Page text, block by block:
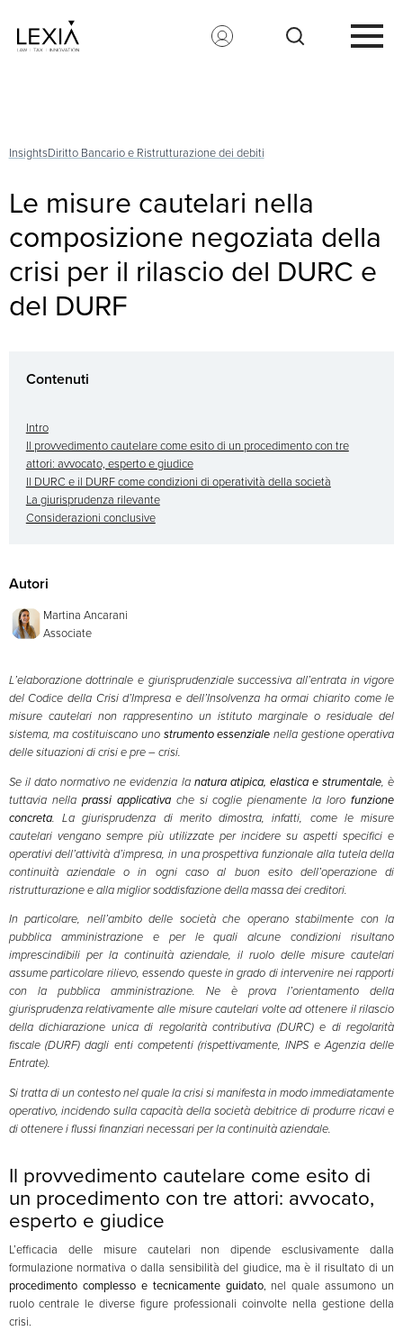
InsightsDiritto Bancario e Ristrutturazione dei debiti
Le misure cautelari nella
composizione negoziata della
crisi per il rilascio del DURC e
del DURF
Contenuti
Intro
Il provvedimento cautelare come esito di un procedimento con tre
attori: avvocato, esperto e giudice
Il DURC e il DURF come condizioni di operatività della società
La giurisprudenza rilevante
Considerazioni conclusive
Autori
Martina Ancarani
Associate
L’elaborazione dottrinale e giurisprudenziale successiva all’entrata in vigore
del Codice della Crisi d’Impresa e dell’Insolvenza ha ormai chiarito come le
misure cautelari non rappresentino un istituto marginale o residuale del
sistema, ma costituiscano uno strumento essenziale nella gestione operativa
delle situazioni di crisi e pre – crisi.
Se il dato normativo ne evidenzia la natura atipica, elastica e strumentale, è
tuttavia nella prassi applicativache si coglie pienamente la lorofunzione
concreta. La giurisprudenza di merito dimostra, infatti, come le misure
cautelari vengano sempre più utilizzate per incidere su aspetti specifici e
operativi dell’attività d’impresa, in una prospettiva funzionale alla tutela della
continuità aziendale o in ogni caso al buon esito dell’operazione di
ristrutturazione e alla miglior soddisfazione della massa dei creditori.
In particolare, nell’ambito delle società che operano stabilmente con la
pubblica amministrazione e per le quali alcune condizioni risultano
imprescindibili per la continuità aziendale, il ruolo delle misure cautelari
assume particolare rilievo, essendo queste in grado di intervenire nei rapporti
con la pubblica amministrazione. Ne è prova l’orientamento della
giurisprudenza relativamente alle misure cautelari volte ad ottenere il rilascio
della dichiarazione unica di regolarità contributiva (DURC) e di regolarità
fiscale (DURF) dagli enti competenti (rispettivamente, INPS e Agenzia delle
Entrate).
Si tratta di un contesto nel quale la crisi si manifesta in modo immediatamente
operativo, incidendo sulla capacità della società debitrice di produrre ricavi e
di ottenere i flussi finanziari necessari per la continuità aziendale.
Il provvedimento cautelare come esito di
un procedimento con tre attori: avvocato,
esperto e giudice
L’efficacia delle misure cautelari non dipende esclusivamente dalla
formulazione normativa o dalla sensibilità del giudice, ma è il risultato di un
procedimento complesso e tecnicamente guidato, nel quale assumono un
ruolo centrale le diverse figure professionali coinvolte nella gestione della
crisi.